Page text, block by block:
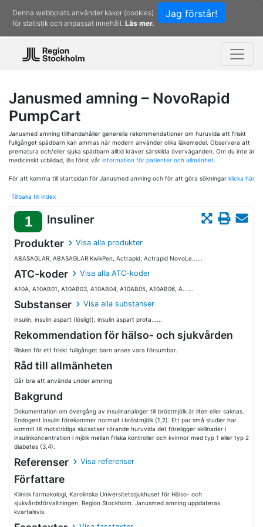
Jag förstår!
Denna webbplats använder kakor (cookies)
för statistik och anpassat innehåll. Läs mer.
Janusmed amning – NovoRapid
PumpCart
Janusmed amning tillhandahåller generella rekommendationer om huruvida ett friskt
fullgånget spädbarn kan ammas när modern använder olika läkemedel. Observera att
prematura och/eller sjuka spädbarn alltid kräver särskilda överväganden. Om du inte är
medicinskt utbildad, läs först vår information för patienter och allmänhet.
För att komma till startsidan för Janusmed amning och för att göra sökningar klicka här.
Tillbaka till index
1 Insuliner
Produkter Visa alla produkter
ABASAGLAR, ABASAGLAR KwikPen, Actrapid, Actrapid NovoLe......
ATC-koder Visa alla ATC-koder
A10A, A10AB01, A10AB03, A10AB04, A10AB05, A10AB06, A......
Substanser Visa alla substanser
insulin, insulin aspart (lösligt), insulin aspart prota......
Rekommendation för hälso- och sjukvården
Risken för ett friskt fullgånget barn anses vara försumbar.
Råd till allmänheten
Går bra att använda under amning
Bakgrund
Dokumentation om övergång av insulinanaloger till bröstmjölk är liten eller saknas.
Endogent insulin förekommer normalt i bröstmjölk (1,2). Ett par små studier har
kommit till motstridiga slutsatser rörande huruvida det föreligger skillnader i
insulinkoncentration i mjölk mellan friska kontroller och kvinnor med typ 1 eller typ 2
diabetes (3,4).
Referenser Visa referenser
Författare
Klinisk farmakologi, Karolinska Universitetssjukhuset för Hälso- och
sjukvårdsförvaltningen, Region Stockholm. Janusmed amning uppdateras
kvartalsvis.